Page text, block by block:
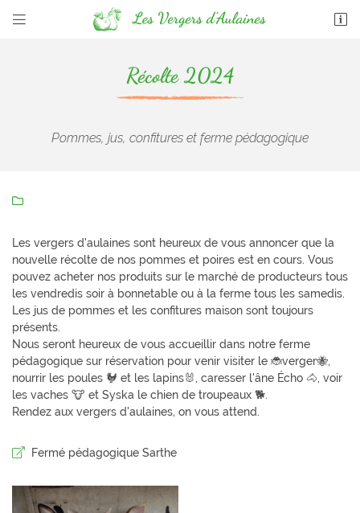
 
1926 route des Bretelières Lieu-dit Les Blottières
 Adresse email de réception
En cochant cette case, vous consentez à recevoir nos propositions commerciales à
l'adresse email indiqué ci-dessus. Vous pouvez vous désinscrire à tout moment en
utilisantle formulaire de désinscription.
Récolte 2024
Pommes, jus, confitures et ferme pédagogique

Les vergers d'aulaines sont heureux de vous annoncer que la
nouvelle récolte de nos pommes et poires est en cours. Vous
pouvez acheter nos produits sur le marché de producteurs tous
les vendredis soir à bonnetable ou à la ferme tous les samedis.
Les jus de pommes et les confitures maison sont toujours
présents.
Nous seront heureux de vous accueillir dans notre ferme
pédagogique sur réservation pour venir visiter le 🐞verger🐝,
nourrir les poules 🐓 et les lapins🐰, caresser l'âne Écho 🐴, voir
les vaches 🐮 et Syska le chien de troupeaux 🐕.
Rendez aux vergers d'aulaines, on vous attend.
Fermé pédagogique Sarthe